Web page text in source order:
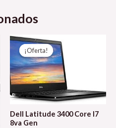
¡Oferta!
¡Oferta!
Dell Latitude 3400 Core I7
8va Gen
El
precio
original
era:
$ 1.300.000.